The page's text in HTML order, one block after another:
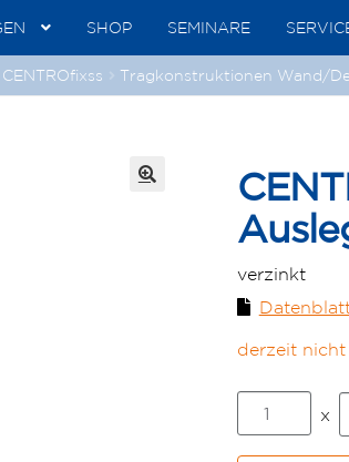
SHOP SEMINARE
CENTROfixss Tragkonstruktionen Wand/
verzinkt
derzeit
CENTROfixss
Ausleger
50x50x700
x